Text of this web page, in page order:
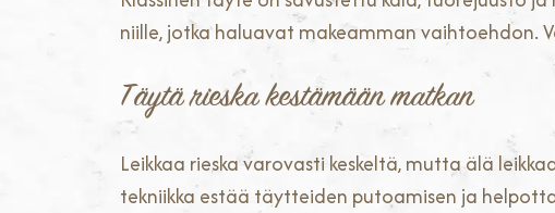
niille, jotka haluavat makeamman
Täytä rieska kestämään matkan
Leikkaa rieska varovasti keskeltä, mutta älä
tekniikka estää täytteiden putoamisen ja